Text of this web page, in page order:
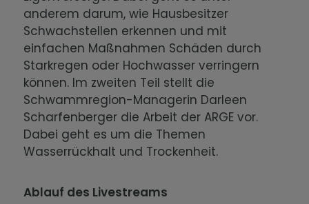
anderem darum, wie Hausbesitzer
Schwachstellen erkennen und mit
einfachen Maßnahmen Schäden durch
Starkregen oder Hochwasser verringern
können. Im zweiten Teil stellt die
Schwammregion-Managerin Darleen
Scharfenberger die Arbeit der ARGE vor.
Dabei geht es um die Themen
Wasserrückhalt und Trockenheit.
Ablauf des Livestreams